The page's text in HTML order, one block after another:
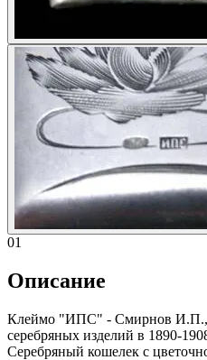
01
Описание
Клеймо "ИПС" - Смирнов И.П.,
серебряных изделий в 1890-
Серебряный кошелек с